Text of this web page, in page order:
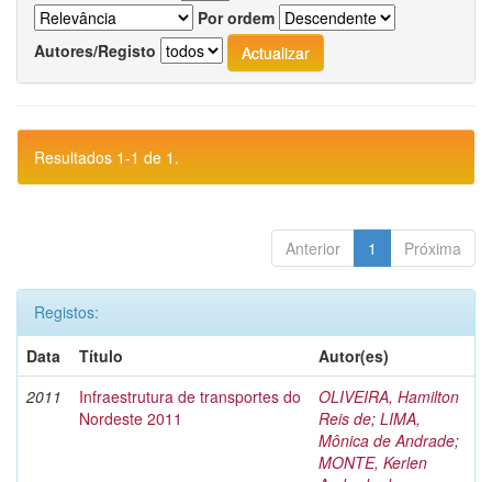
Por ordem
Autores/Registo
Resultados 1-1 de 1.
Anterior 1 Próxima
Registos:
Data
Título
Autor(es)
2011
Infraestrutura de transportes do
Nordeste 2011
OLIVEIRA, Hamilton
Reis de; LIMA,
Mônica de Andrade;
MONTE, Kerlen